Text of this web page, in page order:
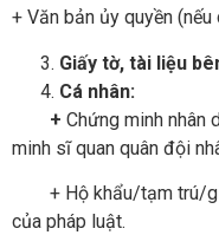
+ Văn bản ủy quyền
Giấy tờ, tài liệu
Cá nhân:
+ Chứng minh nhân
minh sĩ quan quân đội
+ Hộ khẩu/tạm trú/
của pháp luật.